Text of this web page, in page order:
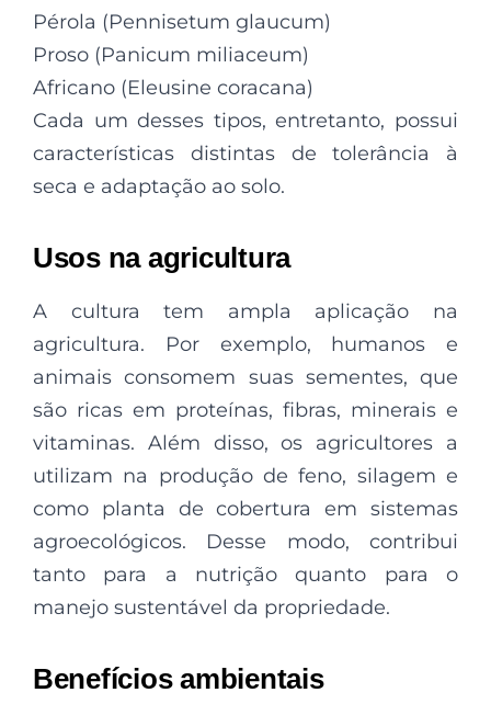
Pérola (Pennisetum glaucum)
Proso (Panicum miliaceum)
Africano (Eleusine coracana)
Cada um desses tipos, entretanto, possui
características distintas de tolerância à
seca e adaptação ao solo.
Usos na agricultura
A cultura tem ampla aplicação na
agricultura. Por exemplo, humanos e
animais consomem suas sementes, que
são ricas em proteínas, fibras, minerais e
vitaminas. Além disso, os agricultores a
utilizam na produção de feno, silagem e
como planta de cobertura em sistemas
agroecológicos. Desse modo, contribui
tanto para a nutrição quanto para o
manejo sustentável da propriedade.
Benefícios ambientais